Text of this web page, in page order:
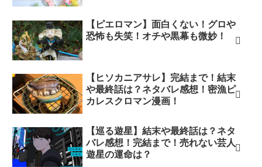
【ピエロマン】面白くない！グロや
恐怖も失笑！オチや黒幕も微妙！
【ヒソカニアサレ】完結まで！結末
や最終話は？ネタバレ感想！密漁ピ
カレスクロマン漫画！
【巡る遊星】結末や最終話は？ネタ
バレ感想！完結まで！売れない芸人
遊星の運命は？